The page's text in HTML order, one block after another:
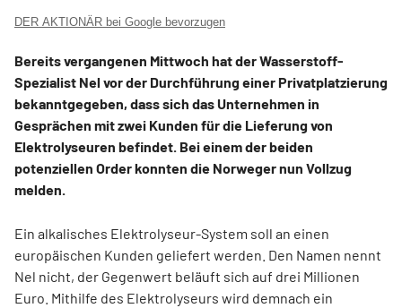
DER AKTIONÄR bei Google bevorzugen
Bereits vergangenen Mittwoch hat der Wasserstoff-
Spezialist Nel vor der Durchführung einer Privatplatzierung
bekanntgegeben, dass sich das Unternehmen in
Gesprächen mit zwei Kunden für die Lieferung von
Elektrolyseuren befindet. Bei einem der beiden
potenziellen Order konnten die Norweger nun Vollzug
melden.
Ein alkalisches Elektrolyseur-System soll an einen
europäischen Kunden geliefert werden. Den Namen nennt
Nel nicht, der Gegenwert beläuft sich auf drei Millionen
Euro. Mithilfe des Elektrolyseurs wird demnach ein